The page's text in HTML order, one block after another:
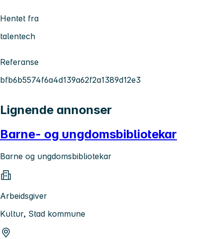
Hentet fra
talentech
Referanse
bfb6b5574f6a4d139a62f2a1389d12e3
Lignende annonser
Barne- og ungdomsbibliotekar
Barne og ungdomsbibliotekar
Arbeidsgiver
Kultur, Stad kommune